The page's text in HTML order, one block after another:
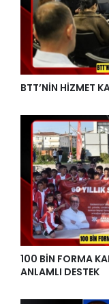
BTT’NİN HİZMET
100 BİN FORMA
ANLAMLI DESTEK